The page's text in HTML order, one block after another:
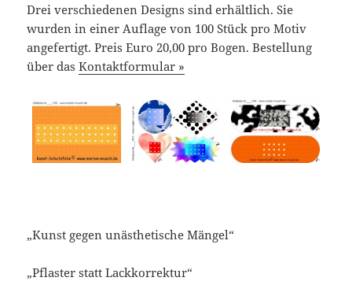
Drei verschiedenen Designs sind erhältlich. Sie
wurden in einer Auflage von 100 Stück pro Motiv
angefertigt. Preis Euro 20,00 pro Bogen. Bestellung
über dasKontaktformular »
„Kunst gegen unästhetische Mängel“
„Pflaster statt Lackkorrektur“